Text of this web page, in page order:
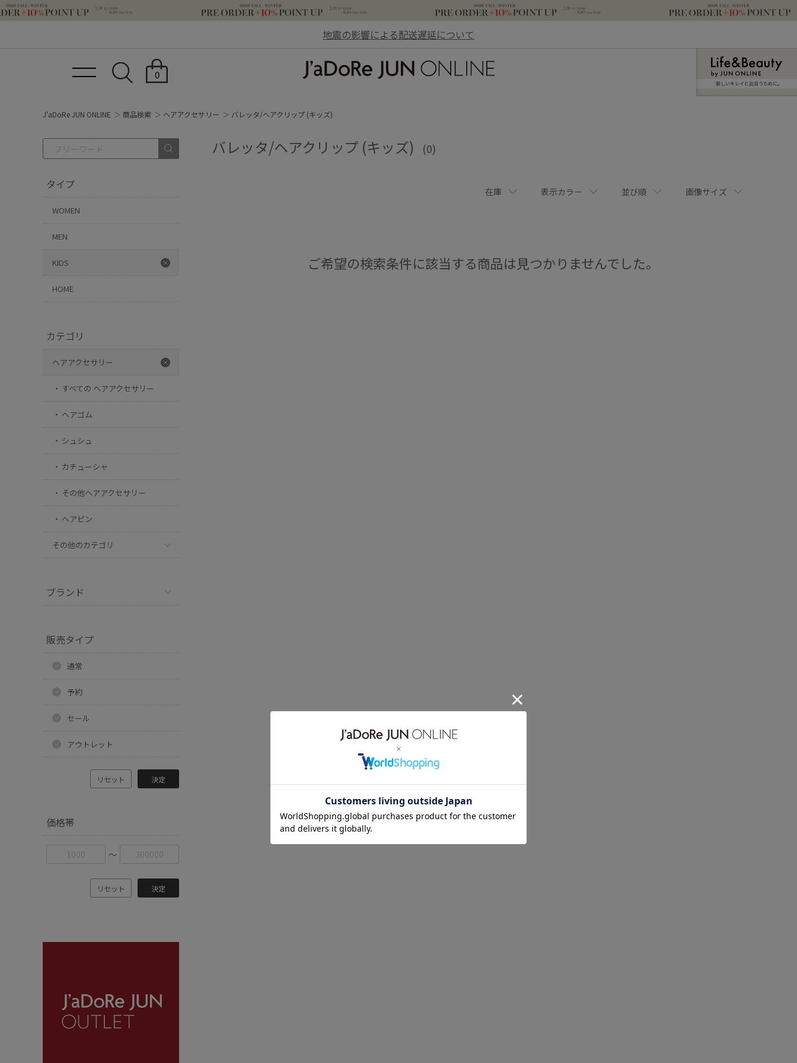
地震の影響による配送遅延について
0
新しいキレイと出合うために。
J'aDoRe JUN ONLINE 商品検索 ヘアアクセサリー バレッタ/ヘアクリップ (キッズ)
タイプ
WOMEN
MEN
KIDS
HOME
カテゴリ
ヘアアクセサリー
すべての ヘアアクセサリー
ヘアゴム
シュシュ
カチューシャ
その他ヘアアクセサリー
ヘアピン
その他のカテゴリ
ブランド
販売タイプ
通常
予約
セール
アウトレット
リセット 決定
価格帯
〜
リセット 決定
バレッタ/ヘアクリップ (キッズ) (0)
在庫 表示カラー 並び順 画像サイズ
ご希望の検索条件に該当する商品は見つかりませんでした。